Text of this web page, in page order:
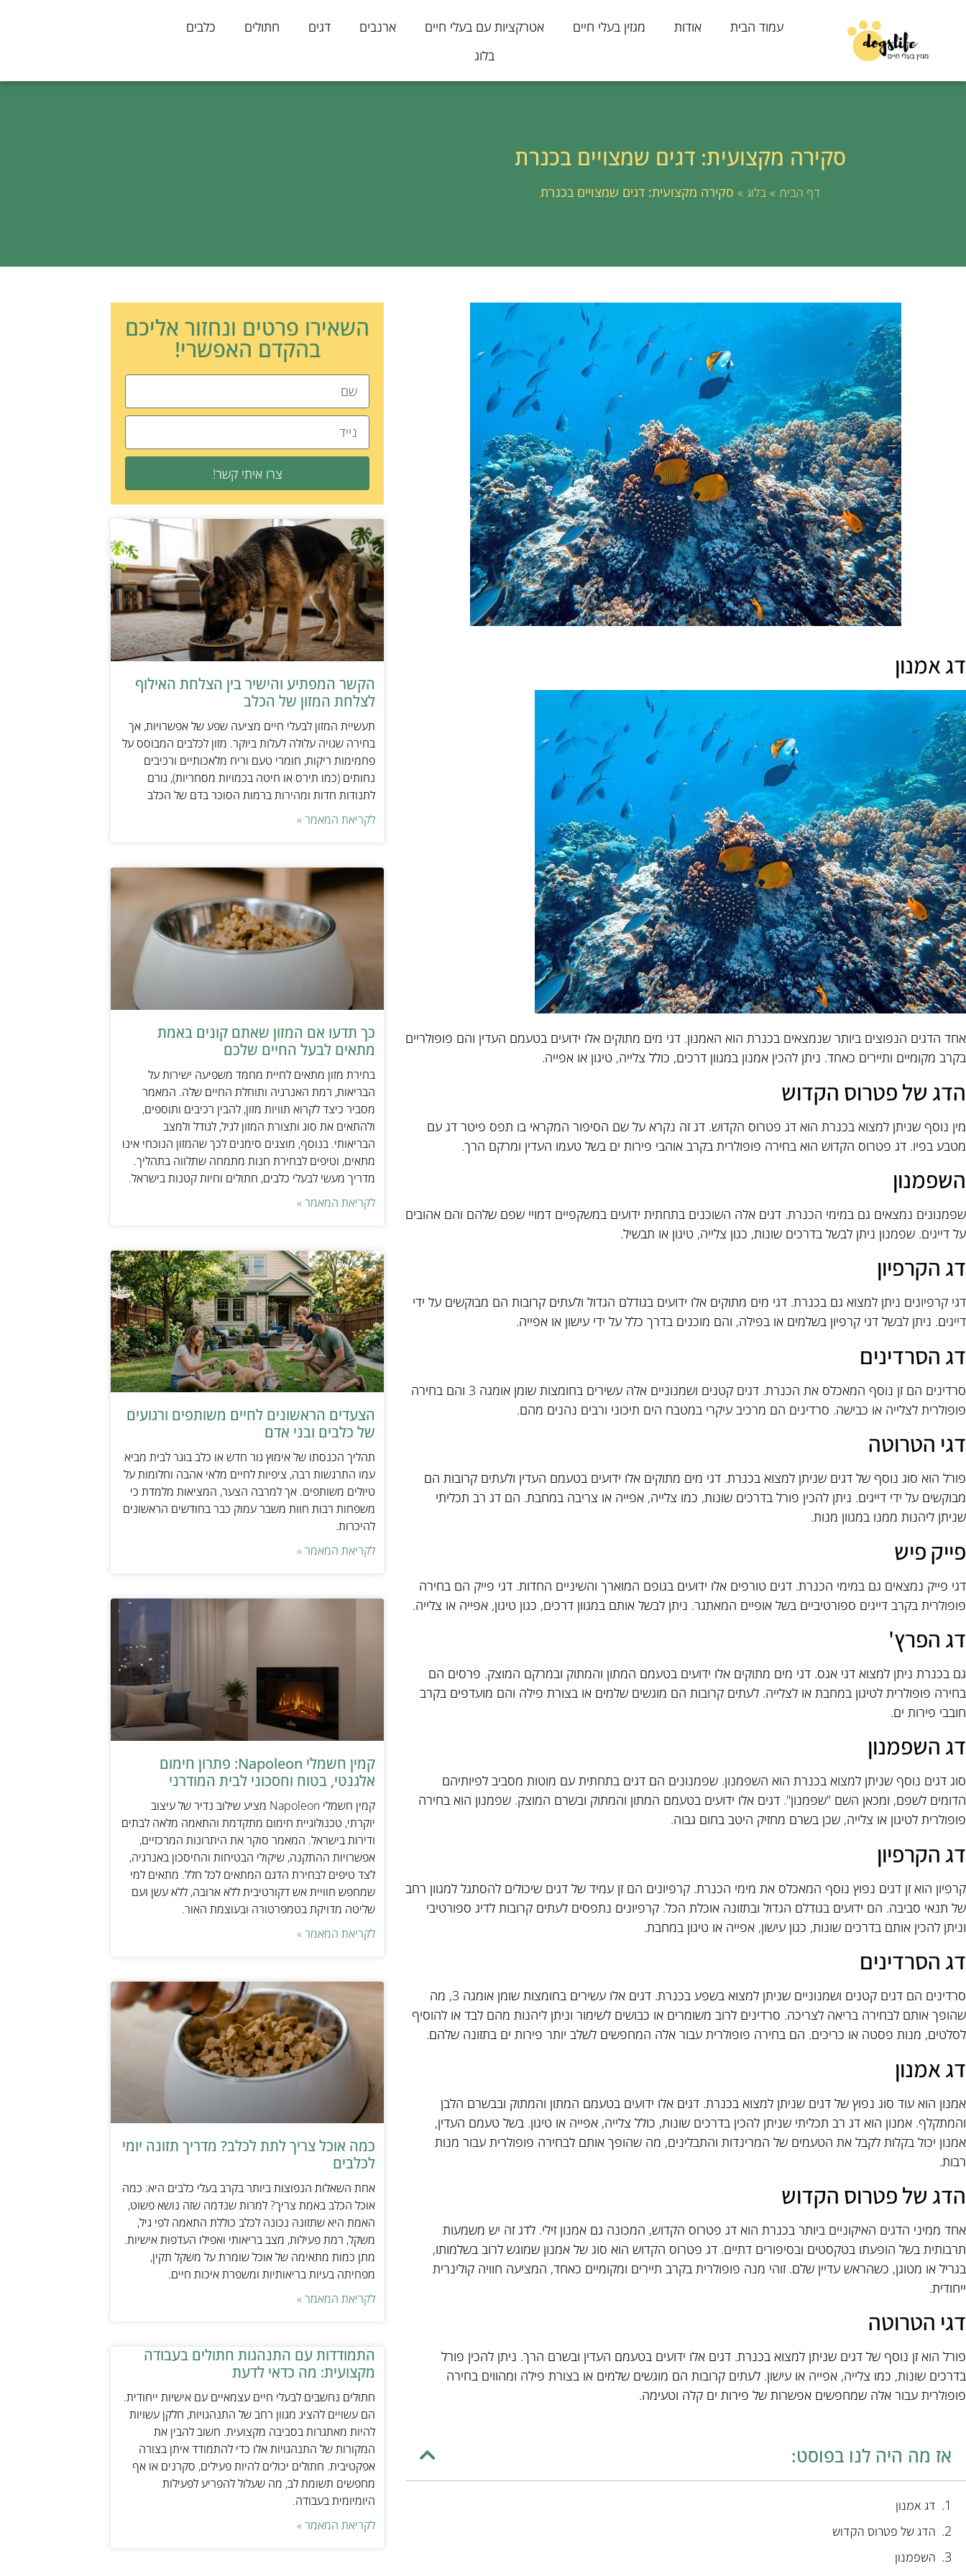
עמוד הבית אודות מגזין בעלי חיים אטרקציות עם בעלי חיים ארנבים דגים חתולים
כלבים
בלוג
סקירה מקצועית: דגים שמצויים בכנרת
דף הבית »בלוג » סקירה מקצועית: דגים שמצויים בכנרת
דג אמנון
אחד הדגים הנפוצים ביותר שנמצאים בכנרת הוא האמנון. דגי מים מתוקים אלו ידועים בטעמם העדין והם פופולריים
בקרב מקומיים ותיירים כאחד. ניתן להכין אמנון במגוון דרכים, כולל צלייה, טיגון או אפייה.
הדג של פטרוס הקדוש
מין נוסף שניתן למצוא בכנרת הוא דג פטרוס הקדוש. דג זה נקרא על שם הסיפור המקראי בו תפס פיטר דג עם
מטבע בפיו. דג פטרוס הקדוש הוא בחירה פופולרית בקרב אוהבי פירות ים בשל טעמו העדין ומרקם הרך.
השפמנון
שפמנונים נמצאים גם במימי הכנרת. דגים אלה השוכנים בתחתית ידועים במשקפיים דמויי שפם שלהם והם אהובים
על דייגים. שפמנון ניתן לבשל בדרכים שונות, כגון צלייה, טיגון או תבשיל.
דג הקרפיון
דגי קרפיונים ניתן למצוא גם בכנרת. דגי מים מתוקים אלו ידועים בגודלם הגדול ולעתים קרובות הם מבוקשים על ידי
דייגים. ניתן לבשל דגי קרפיון בשלמים או בפילה, והם מוכנים בדרך כלל על ידי עישון או אפייה.
דג הסרדינים
סרדינים הם זן נוסף המאכלס את הכנרת. דגים קטנים ושמנוניים אלה עשירים בחומצות שומן אומגה 3 והם בחירה
פופולרית לצלייה או כבישה. סרדינים הם מרכיב עיקרי במטבח הים תיכוני ורבים נהנים מהם.
דגי הטרוטה
פורל הוא סוג נוסף של דגים שניתן למצוא בכנרת. דגי מים מתוקים אלו ידועים בטעמם העדין ולעתים קרובות הם
מבוקשים על ידי דייגים. ניתן להכין פורל בדרכים שונות, כמו צלייה, אפייה או צריבה במחבת. הם דג רב תכליתי
שניתן ליהנות ממנו במגוון מנות.
פייק פיש
דגי פייק נמצאים גם במימי הכנרת. דגים טורפים אלו ידועים בגופם המוארך והשיניים החדות. דגי פייק הם בחירה
פופולרית בקרב דייגים ספורטיביים בשל אופיים המאתגר. ניתן לבשל אותם במגוון דרכים, כגון טיגון, אפייה או צלייה.
דג הפרץ'
גם בכנרת ניתן למצוא דגי אגס. דגי מים מתוקים אלו ידועים בטעמם המתון והמתוק ובמרקם המוצק. פרסים הם
בחירה פופולרית לטיגון במחבת או לצלייה. לעתים קרובות הם מוגשים שלמים או בצורת פילה והם מועדפים בקרב
חובבי פירות ים.
דג השפמנון
סוג דגים נוסף שניתן למצוא בכנרת הוא השפמנון. שפמנונים הם דגים בתחתית עם מוטות מסביב לפיותיהם
הדומים לשפם, ומכאן השם "שפמנון". דגים אלו ידועים בטעמם המתון והמתוק ובשרם המוצק. שפמנון הוא בחירה
פופולרית לטיגון או צלייה, שכן בשרם מחזיק היטב בחום גבוה.
דג הקרפיון
קרפיון הוא זן דגים נפוץ נוסף המאכלס את מימי הכנרת. קרפיונים הם זן עמיד של דגים שיכולים להסתגל למגוון רחב
של תנאי סביבה. הם ידועים בגודלם הגדול ובתזונה אוכלת הכל. קרפיונים נתפסים לעתים קרובות לדיג ספורטיבי
וניתן להכין אותם בדרכים שונות, כגון עישון, אפייה או טיגון במחבת.
דג הסרדינים
סרדינים הם דגים קטנים ושמנוניים שניתן למצוא בשפע בכנרת. דגים אלו עשירים בחומצות שומן אומגה 3, מה
שהופך אותם לבחירה בריאה לצריכה. סרדינים לרוב משומרים או כבושים לשימור וניתן ליהנות מהם לבד או להוסיף
לסלטים, מנות פסטה או כריכים. הם בחירה פופולרית עבור אלה המחפשים לשלב יותר פירות ים בתזונה שלהם.
דג אמנון
אמנון הוא עוד סוג נפוץ של דגים שניתן למצוא בכנרת. דגים אלו ידועים בטעמם המתון והמתוק ובבשרם הלבן
והמתקלף. אמנון הוא דג רב תכליתי שניתן להכין בדרכים שונות, כולל צלייה, אפייה או טיגון. בשל טעמם העדין,
אמנון יכול בקלות לקבל את הטעמים של המרינדות והתבלינים, מה שהופך אותם לבחירה פופולרית עבור מנות
רבות.
הדג של פטרוס הקדוש
אחד ממיני הדגים האיקוניים ביותר בכנרת הוא דג פטרוס הקדוש, המכונה גם אמנון זילי. לדג זה יש משמעות
תרבותית בשל הופעתו בטקסטים ובסיפורים דתיים. דג פטרוס הקדוש הוא סוג של אמנון שמוגש לרוב בשלמותו,
בגריל או מטוגן, כשהראש עדיין שלם. זוהי מנה פופולרית בקרב תיירים ומקומיים כאחד, המציעה חוויה קולינרית
ייחודית.
דגי הטרוטה
פורל הוא זן נוסף של דגים שניתן למצוא בכנרת. דגים אלו ידועים בטעמם העדין ובשרם הרך. ניתן להכין פורל
בדרכים שונות, כמו צלייה, אפייה או עישון. לעתים קרובות הם מוגשים שלמים או בצורת פילה ומהווים בחירה
פופולרית עבור אלה שמחפשים אפשרות של פירות ים קלה וטעימה.
אז מה היה לנו בפוסט:
דג אמנון
הדג של פטרוס הקדוש
השפמנון
השאירו פרטים ונחזור אליכם
בהקדם האפשרי!
צרו איתי קשר!
הקשר המפתיע והישיר בין הצלחת האילוף
לצלחת המזון של הכלב
תעשיית המזון לבעלי חיים מציעה שפע של אפשרויות, אך
בחירה שגויה עלולה לעלות ביוקר. מזון לכלבים המבוסס על
פחמימות ריקות, חומרי טעם וריח מלאכותיים ורכיבים
נחותים (כמו תירס או חיטה בכמויות מסחריות), גורם
לתנודות חדות ומהירות ברמות הסוכר בדם של הכלב
לקריאת המאמר »
כך תדעו אם המזון שאתם קונים באמת
מתאים לבעל החיים שלכם
בחירת מזון מתאים לחיית מחמד משפיעה ישירות על
הבריאות, רמת האנרגיה ותוחלת החיים שלה. המאמר
מסביר כיצד לקרוא תוויות מזון, להבין רכיבים ותוספים,
ולהתאים את סוג ותצורת המזון לגיל, לגודל ולמצב
הבריאותי. בנוסף, מוצגים סימנים לכך שהמזון הנוכחי אינו
מתאים, וטיפים לבחירת חנות מתמחה שתלווה בתהליך.
מדריך מעשי לבעלי כלבים, חתולים וחיות קטנות בישראל.
לקריאת המאמר »
הצעדים הראשונים לחיים משותפים ורגועים
של כלבים ובני אדם
תהליך הכנסתו של אימוץ גור חדש או כלב בוגר לבית מביא
עמו התרגשות רבה, ציפיות לחיים מלאי אהבה וחלומות על
טיולים משותפים. אך למרבה הצער, המציאות מלמדת כי
משפחות רבות חוות משבר עמוק כבר בחודשים הראשונים
להיכרות.
לקריאת המאמר »
קמין חשמלי Napoleon: פתרון חימום
אלגנטי, בטוח וחסכוני לבית המודרני
קמין חשמלי Napoleon מציע שילוב נדיר של עיצוב
יוקרתי, טכנולוגיית חימום מתקדמת והתאמה מלאה לבתים
ודירות בישראל. המאמר סוקר את היתרונות המרכזיים,
אפשרויות ההתקנה, שיקולי הבטיחות והחיסכון באנרגיה,
לצד טיפים לבחירת הדגם המתאים לכל חלל. מתאים למי
שמחפש חוויית אש דקורטיבית ללא ארובה, ללא עשן ועם
שליטה מדויקת בטמפרטורה ובעוצמת האור.
לקריאת המאמר »
כמה אוכל צריך לתת לכלב? מדריך תזונה יומי
לכלבים
אחת השאלות הנפוצות ביותר בקרב בעלי כלבים היא: כמה
אוכל הכלב באמת צריך? למרות שנדמה שזה נושא פשוט,
האמת היא שתזונה נכונה לכלב כוללת התאמה לפי גיל,
משקל, רמת פעילות, מצב בריאותי ואפילו העדפות אישיות.
מתן כמות מתאימה של אוכל שומרת על משקל תקין,
מפחיתה בעיות בריאותיות ומשפרת איכות חיים.
לקריאת המאמר »
התמודדות עם התנהגות חתולים בעבודה
מקצועית: מה כדאי לדעת
חתולים נחשבים לבעלי חיים עצמאיים עם אישיות ייחודית.
הם עשויים להציג מגוון רחב של התנהגויות, חלקן עשויות
להיות מאתגרות בסביבה מקצועית. חשוב להבין את
המקורות של התנהגויות אלו כדי להתמודד איתן בצורה
אפקטיבית. חתולים יכולים להיות פעילים, סקרנים או אף
מחפשים תשומת לב, מה שעלול להפריע לפעילות
היומיומית בעבודה.
לקריאת המאמר »